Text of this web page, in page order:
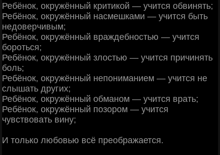
Ребёнок, окружённый критикой — учится обвинять;
Ребёнок, окружённый насмешками — учится быть
недоверчивым;
Ребёнок, окружённый враждебностью — учится
бороться;
Ребёнок, окружённый злостью — учится причинять
боль;
Ребёнок, окружённый непониманием — учится не
слышать других;
Ребёнок, окружённый обманом — учится врать;
Ребёнок, окружённый позором — учится
чувствовать вину;
И только любовью всё преображается.